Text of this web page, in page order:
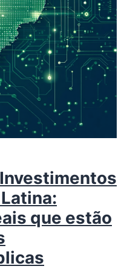
que estão